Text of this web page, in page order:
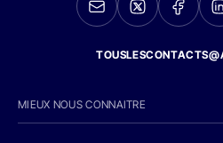
MIEUX NOUS CONNAITRE